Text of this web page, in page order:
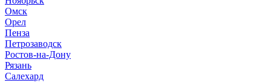
Омск
Орел
Пенза
Петрозаводск
Ростов-на-Дону
Рязань
Салехард